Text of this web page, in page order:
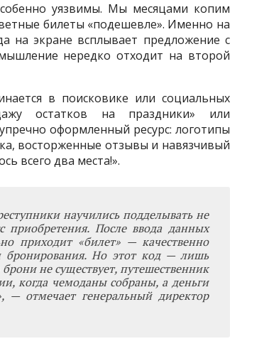
уязвимы. Мы месяцами копим
билеты «подешевле». Именно на
на экране всплывает предложение с
нередко отходит на второй
в поисковике или социальных
остатков на праздники» или
оформленный ресурс: логотипы
восторженные отзывы и навязчивый
всего два места!».
научились подделывать не
После ввода данных
приходит «билет» — качественно
Но этот код — лишь
не существует, путешественник
когда чемоданы собраны, а деньги
— отмечает генеральный директор